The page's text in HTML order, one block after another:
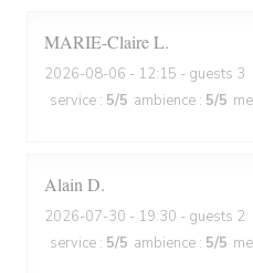
MARIE-ClaireL
2026-08-06 - 12:15 - guests 3
service : 5/5 ambience : 5/5
Alain D
2026-07-30 - 19:30 - guests 2
service : 5/5 ambience : 5/5